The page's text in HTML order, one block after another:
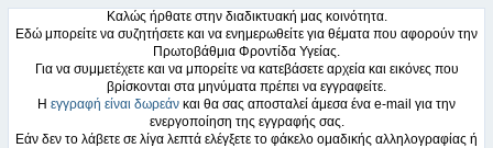
Καλώς ήρθατε στην διαδικτυακή μας κοινότητα.
Εδώ μπορείτε να συζητήσετε και να ενημερωθείτε για θέματα που αφορούν την
Πρωτοβάθμια Φροντίδα Υγείας.
Για να συμμετέχετε και να μπορείτε να κατεβάσετε αρχεία και εικόνες που
βρίσκονται στα μηνύματα πρέπει να εγγραφείτε.
Η εγγραφή είναι δωρεάν και θα σας αποσταλεί άμεσα ένα e-mail για την
ενεργοποίηση της εγγραφής σας.
Εάν δεν το λάβετε σε λίγα λεπτά ελέγξετε το φάκελο ομαδικής αλληλογραφίας ή